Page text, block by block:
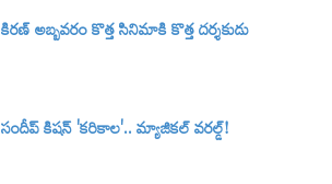
కిరణ్ అబ్బవరం కొత్త సినిమాకి కొత్త దర్శకుడు
సందీప్ కిషన్ 'కరికాల'.. మ్యాజికల్ వరల్డ్‌!